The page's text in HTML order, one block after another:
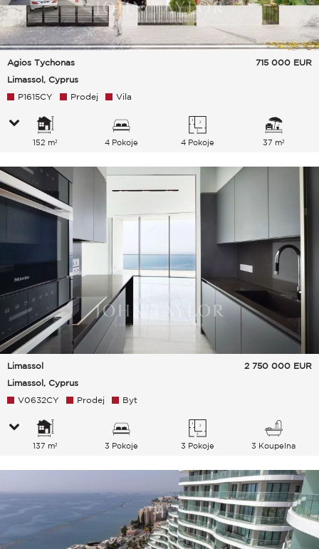
Agios Tychonas
Limassol, Cyprus
715 000 EUR
P1615CY Prodej Vila
152 m² 4 Pokoje 4 Pokoje 37 m²
Limassol
Limassol, Cyprus
2 750 000 EUR
V0632CY Prodej Byt
137 m² 3 Pokoje 3 Pokoje 3 Koupelna